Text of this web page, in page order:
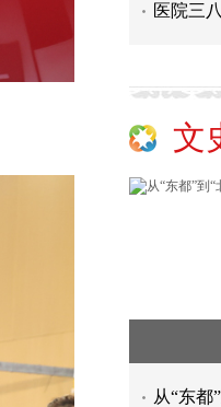
医院三
文
从“东都